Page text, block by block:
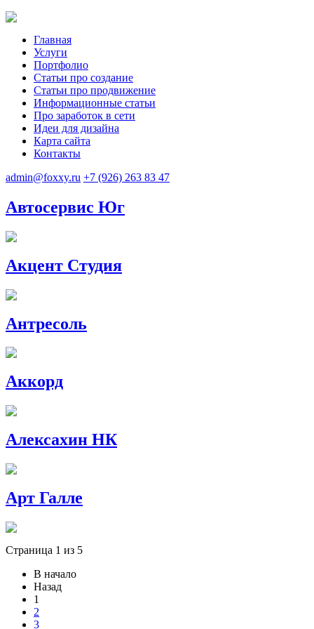
Главная
Услуги
Портфолио
Статьи про создание
Статьи про продвижение
Информационные статьи
Про заработок в сети
Идеи для дизайна
Карта сайта
Контакты
admin@foxxy.ru +7 (926) 263 83 47
Автосервис Юг
Акцент Студия
Антресоль
Аккорд
Алексахин НК
Арт Галле
Страница 1 из 5
В начало
Назад
1
2
3